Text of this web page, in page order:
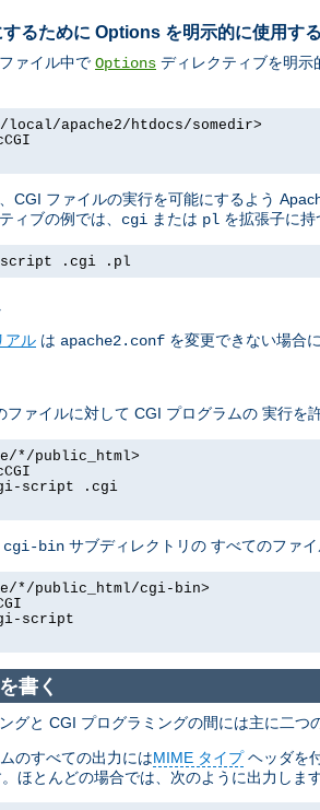
るために Options を明示的に使用する
ァイル中で Options ディレクティブを明示
apache2/htdocs/somedir>
CGI ファイルの実行を可能にするよう
ィブの例では、 cgi または pl を拡張子に
script .cgi .pl
アル は apache2.conf を変更できない場合
ファイルに対して CGI プログラムの 実行を
*/public_html>
script .cgi
cgi-bin サブディレクトリの すべてのファ
*/public_html/cgi-bin>
script
書く
グと CGI プログラミングの間には主に二つ
のすべての出力にはMIME タイプヘッダを
ほとんどの場合では、次のように出力しま